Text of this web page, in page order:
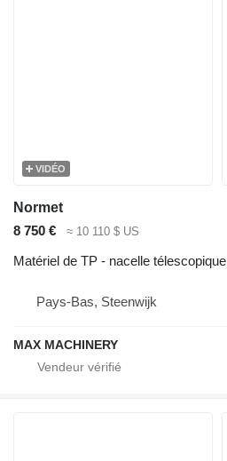
VIDÉO
Normet
8 750 €
≈ 10 110 $ US
Matériel de TP - nacelle télescopique
Pays-Bas, Steenwijk
MAX MACHINERY